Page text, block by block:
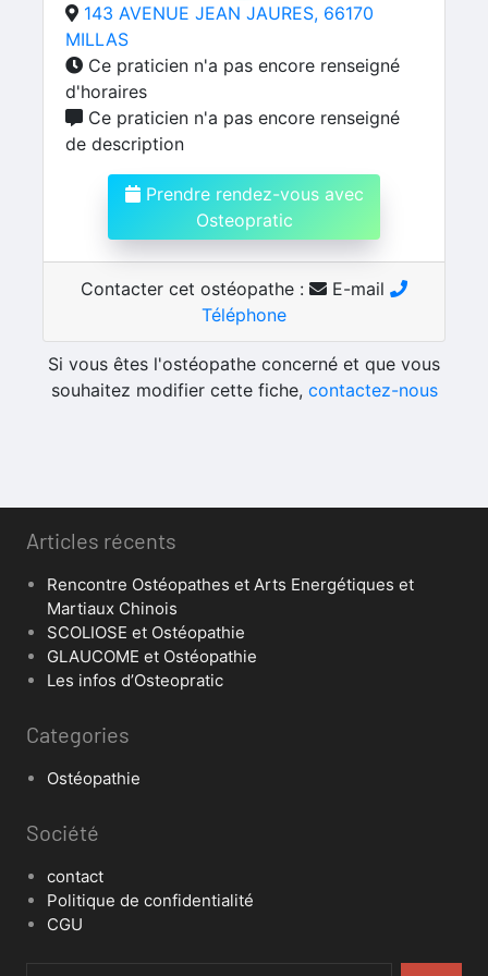
143 AVENUE JEAN JAURES, 66170
MILLAS
Ce praticien n'a pas encore renseigné
d'horaires
Ce praticien n'a pas encore renseigné
de description
Prendre rendez-vous avec
Osteopratic
Contacter cet ostéopathe :
E-mail
Téléphone
Si vous êtes l'ostéopathe concerné et que vous
souhaitez modifier cette fiche, contactez-nous
Articles récents
Rencontre Ostéopathes et Arts Energétiques et
Martiaux Chinois
SCOLIOSE et Ostéopathie
GLAUCOME et Ostéopathie
Les infos d’Osteopratic
Categories
Ostéopathie
Société
contact
Politique de confidentialité
CGU